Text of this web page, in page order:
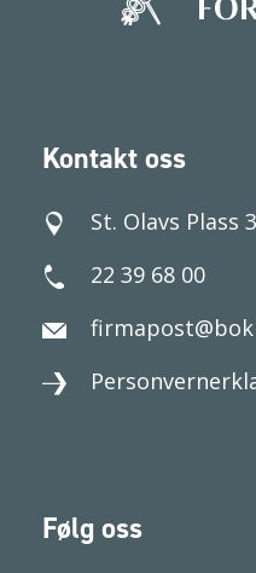
Kontakt oss
St. Olavs Plass
22 39 68 00
Følg oss